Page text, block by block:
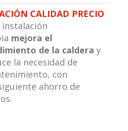
CALIDAD PRECIO
instalación
mejora el
de la caldera y
la necesidad de
con
ahorro de